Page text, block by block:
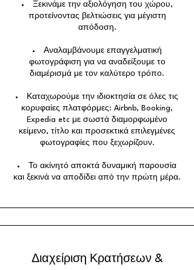
Ξεκινάμε την αξιολόγηση του χώρου,
προτείνοντας βελτιώσεις για μέγιστη
απόδοση.
Αναλαμβάνουμε επαγγελματική
φωτογράφιση για να αναδείξουμε το
διαμέρισμά με τον καλύτερο τρόπο.
Καταχωρούμε την ιδιοκτησία σε όλες τις
κορυφαίες πλατφόρμες: Airbnb, Booking,
Expedia etc με σωστά διαμορφωμένο
κείμενο, τίτλο και προσεκτικά επιλεγμένες
φωτογραφίες που ξεχωρίζουν.
Το ακίνητό αποκτά δυναμική παρουσία
και ξεκινά να αποδίδει από την πρώτη μέρα.
Διαχείριση Κρατήσεων &